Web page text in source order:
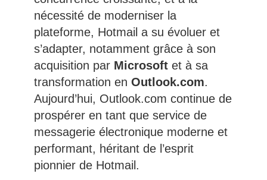
nécessité de moderniser la
plateforme, Hotmail a su évoluer et
s’adapter, notamment grâce à son
acquisition par Microsoftet à sa
transformation en Outlook.com.
Aujourd’hui, Outlook.com continue de
prospérer en tant que service de
messagerie électronique moderne et
performant, héritant de l’esprit
pionnier de Hotmail.